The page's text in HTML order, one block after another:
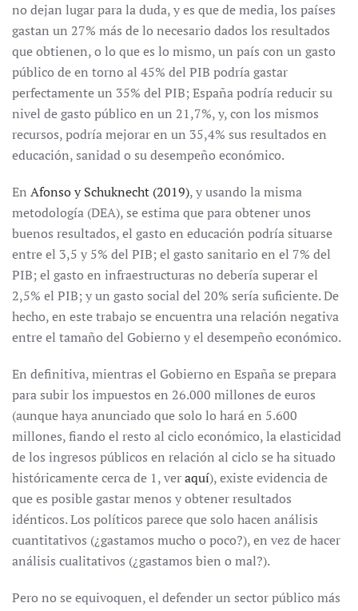
no dejan lugar para la duda, y es que de media, los países
gastan un 27% más de lo necesario dados los resultados
que obtienen, o lo que es lo mismo, un país con un gasto
público de en torno al 45% del PIB podría gastar
perfectamente un 35% del PIB; España podría reducir su
nivel de gasto público en un 21,7%, y, con los mismos
recursos, podría mejorar en un 35,4% sus resultados en
educación, sanidad o su desempeño económico.
En Afonso y Schuknecht (2019), y usando la misma
metodología (DEA), se estima que para obtener unos
buenos resultados, el gasto en educación podría situarse
entre el 3,5 y 5% del PIB; el gasto sanitario en el 7% del
PIB; el gasto en infraestructuras no debería superar el
2,5% el PIB; y un gasto social del 20% sería suficiente. De
hecho, en este trabajo se encuentra una relación negativa
entre el tamaño del Gobierno y el desempeño económico.
En definitiva, mientras el Gobierno en España se prepara
para subir los impuestos en 26.000 millones de euros
(aunque haya anunciado que solo lo hará en 5.600
millones, fiando el resto al ciclo económico, la elasticidad
de los ingresos públicos en relación al ciclo se ha situado
históricamente cerca de 1, veraquí), existe evidencia de
que es posible gastar menos y obtener resultados
idénticos. Los políticos parece que solo hacen análisis
cuantitativos (¿gastamos mucho o poco?), en vez de hacer
análisis cualitativos (¿gastamos bien o mal?).
Pero no se equivoquen, el defender un sector público más